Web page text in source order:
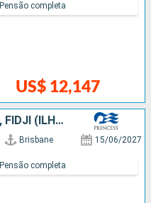
US$ 12,147
Pensão completa
AUSTRÁLIA, NOVA ZELÂNDIA, FIDJI (ILHAS), SAMOA, FRANCIA, CANADÁ, ESTADOS UNIDOS, JAPÃO, TAIWAN, CHINA, VITENÃ, SINGAPURA, INDONESIA
Brisbane 15/06/2027
Pensão completa